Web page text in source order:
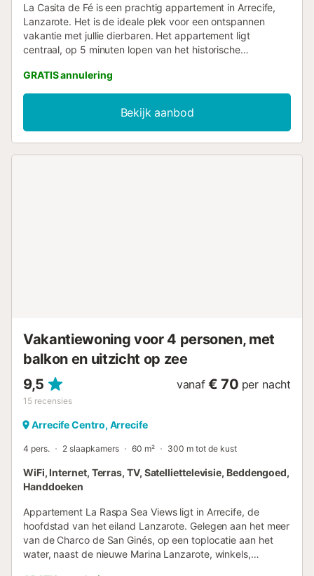
La Casita de Fé is een prachtig appartement in Arrecife,
Lanzarote. Het is de ideale plek voor een ontspannen
vakantie met jullie dierbaren. Het appartement ligt
centraal, op 5 minuten lopen van het historische
winkelcentrum. Het dichtstbijzijnde strand ligt op minder
dan 10 minuten lopen. De woning van 90 m² beschikt over
een woonkamer met slaapbank, een goed uitgeruste
keuken, 2 slaapkamers en 1 badkamer, geschikt voor
maximaal 6 personen. Jullie kunnen gebruikmaken van
GRATIS annulering
Bekijk aanbod
Vakantiewoning voor 4 personen, met
balkon en uitzicht op zee
9,5
15 recensies
vanaf € 70 per nacht
Arrecife Centro, Arrecife
4 pers. 2 slaapkamers 60 m² 300 m tot de kust
WiFi, Internet, Terras, TV, Satelliettelevisie, Beddengoed,
Handdoeken
Appartement La Raspa Sea Views ligt in Arrecife, de
hoofdstad van het eiland Lanzarote. Gelegen aan het meer
van de Charco de San Ginés, op een toplocatie aan het
water, naast de nieuwe Marina Lanzarote, winkels,